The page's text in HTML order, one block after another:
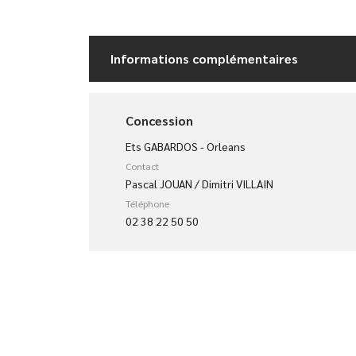
Informations complémentaires
Concession
Ets GABARDOS - Orleans
Contact
Pascal JOUAN / Dimitri VILLAIN
Téléphone
02 38 22 50 50